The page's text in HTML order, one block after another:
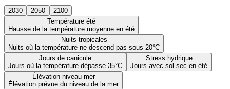
2030 2050
2100
Température été
Hausse de la température moyenne en été
Nuits tropicales
Nuits où la température ne descend pas sous 20°C
Jours de canicule
Jours où la température dépasse 35°C
Stress hydrique
Jours avec sol sec en été
Élévation niveau mer
Élévation prévue du niveau de la mer